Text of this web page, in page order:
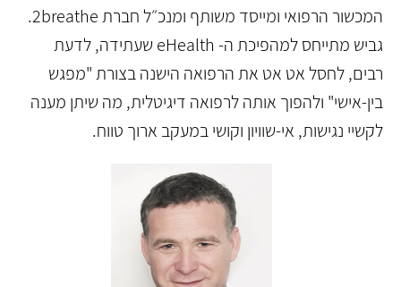
המכשור הרפואי ומייסד משותף ומנכ״ל חברת 2breathe.
גביש מתייחס למהפיכת ה- eHealth שעתידה, לדעת
רבים, לחסל אט אט את הרפואה הישנה בצורת "מפגש
בין-אישי" ולהפוך אותה לרפואה דיגיטלית, מה שיתן מענה
לקשיי נגישות, אי-שוויון וקושי במעקב ארוך טווח.